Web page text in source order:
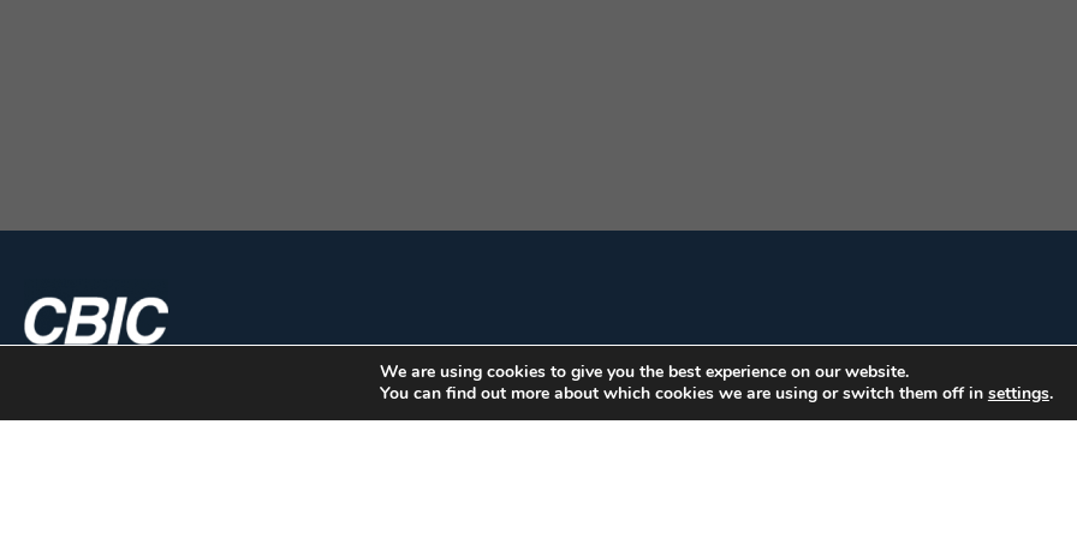
We are using cookies to give you the best experience on our website.
You can find out more about which cookies we are using or switch them off in settings.